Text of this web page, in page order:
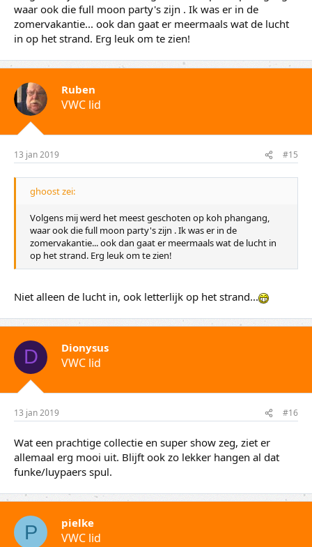
waar ook die full moon party's zijn . Ik was er in de
zomervakantie... ook dan gaat er meermaals wat de lucht
in op het strand. Erg leuk om te zien!
Ruben
VWC lid
13 jan 2019 #15
ghoost zei:
Volgens mij werd het meest geschoten op koh phangang,
waar ook die full moon party's zijn . Ik was er in de
zomervakantie... ook dan gaat er meermaals wat de lucht in
op het strand. Erg leuk om te zien!
Niet alleen de lucht in, ook letterlijk op het strand...
D Dionysus
VWC lid
13 jan 2019 #16
Wat een prachtige collectie en super show zeg, ziet er
allemaal erg mooi uit. Blijft ook zo lekker hangen al dat
funke/luypaers spul.
P pielke
VWC lid